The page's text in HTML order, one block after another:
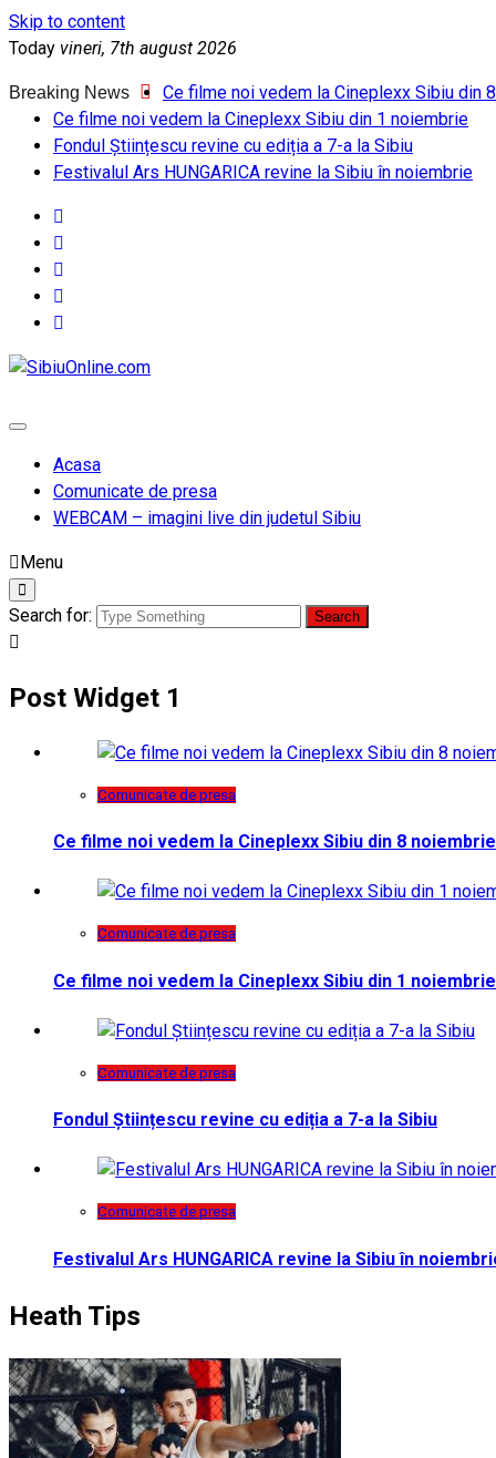
Skip to content
Today vineri, 7th august 2026
Breaking News
Ce filme noi vedem la Cineplexx Sibiu din
Ce filme noi vedem la Cineplexx Sibiu din 1 noiembrie
Fondul Științescu revine cu ediția a 7-a la Sibiu
Festivalul Ars HUNGARICA revine la Sibiu în noiembrie
Acasa
Comunicate de presa
WEBCAM – imagini live din judetul Sibiu
Menu
Search for:
Post Widget 1
Comunicate de presa
Ce filme noi vedem la Cineplexx Sibiu din 8 noiembrie
Comunicate de presa
Ce filme noi vedem la Cineplexx Sibiu din 1 noiembrie
Comunicate de presa
Fondul Științescu revine cu ediția a 7-a la Sibiu
Comunicate de presa
Festivalul Ars HUNGARICA revine la Sibiu în
Heath Tips